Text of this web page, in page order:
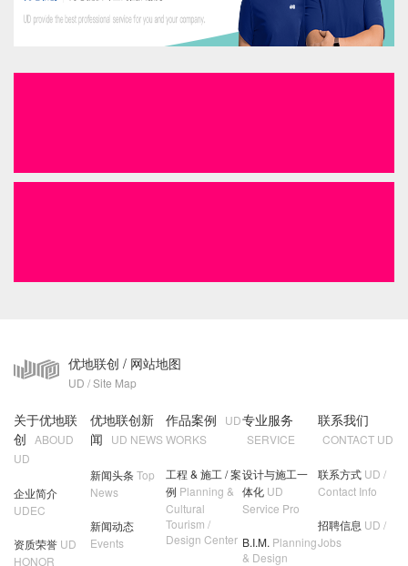
优地联创 / 网站地图
UD / Site Map
关于优地联
创
ABOUD
UD
企业简介
UDEC
资质荣誉 UD
HONOR
优地联创新
闻
UD NEWS
新闻头条 Top
News
新闻动态
Events
作品案例
UD
WORKS
工程 & 施工 / 案
例 Planning &
Cultural
Tourism /
Design Center
专业服务
SERVICE
设计与施工一
体化 UD
Service Pro
B.I.M. Planning
& Design
联系我们
CONTACT UD
联系方式 UD /
Contact Info
招聘信息 UD /
Jobs